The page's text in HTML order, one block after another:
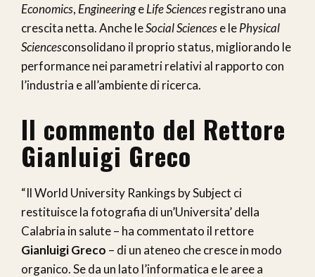
Economics, EngineeringeLife Sciencesregistrano una
crescita netta. Anche leSocial Sciencese lePhysical
Sciencesconsolidano il proprio status, migliorando le
performance nei parametri relativi al rapporto con
l’industria e all’ambiente di ricerca.
Il commento del Rettore
Gianluigi Greco
“Il World University Rankings by Subject ci
restituisce la fotografia di un’Universita’ della
Calabria in salute – ha commentato il rettore
Gianluigi Greco – di un ateneo che cresce in modo
organico. Se da un lato l’informatica e le aree a